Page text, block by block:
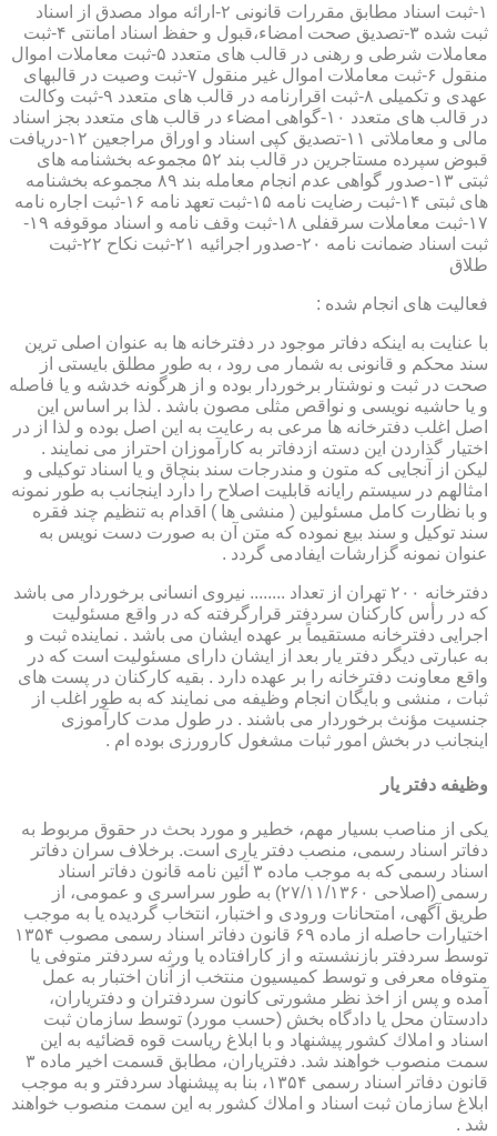
۱-ثبت اسناد مطابق مقررات قانونی ۲-ارائه مواد مصدق از اسناد
ثبت شده ۳-تصدیق صحت امضاء،قبول و حفظ اسناد امانتی ۴-ثبت
معاملات شرطی و رهنی در قالب های متعدد ۵-ثبت معاملات اموال
منقول ۶-ثبت معاملات اموال غیر منقول ۷-ثبت وصیت در قالبهای
عهدی و تکمیلی ۸-ثبت اقرارنامه در قالب های متعدد ۹-ثبت وکالت
در قالب های متعدد ۱۰-گواهی امضاء در قالب های متعدد بجز اسناد
مالی و معاملاتی ۱۱-تصدیق کپی اسناد و اوراق مراجعین ۱۲-دریافت
قبوض سپرده مستاجرین در قالب بند ۵۲ مجموعه بخشنامه های
ثبتی ۱۳-صدور گواهی عدم انجام معامله بند ۸۹ مجموعه بخشنامه
های ثبتی ۱۴-ثبت رضایت نامه ۱۵-ثبت تعهد نامه ۱۶-ثبت اجاره نامه
۱۷-ثبت معاملات سرقفلی ۱۸-ثبت وقف نامه و اسناد موقوفه ۱۹-
ثبت اسناد ضمانت نامه ۲۰-صدور اجرائیه ۲۱-ثبت نکاح ۲۲-ثبت
طلاق
فعالیت های انجام شده :
با عنایت به اینکه دفاتر موجود در دفترخانه ها به عنوان اصلی ترین
سند محکم و قانونی به شمار می رود ، به طور مطلق بایستی از
صحت در ثبت و نوشتار برخوردار بوده و از هرگونه خدشه و یا فاصله
و یا حاشیه نویسی و نواقص مثلی مصون باشد . لذا بر اساس این
اصل اغلب دفترخانه ها مرعی به رعایت به این اصل بوده و لذا از در
اختیار گذاردن این دسته ازدفاتر به کارآموزان احتراز می نمایند .
لیکن از آنجایی که متون و مندرجات سند بنچاق و یا اسناد توکیلی و
امثالهم در سیستم رایانه قابلیت اصلاح را دارد اینجانب به طور نمونه
و با نظارت کامل مسئولین ( منشی ها ) اقدام به تنظیم چند فقره
سند توکیل و سند بیع نموده که متن آن به صورت دست نویس به
عنوان نمونه گزارشات ایفادمی گردد .
دفترخانه ۲۰۰ تهران از تعداد ........ نیروی انسانی برخوردار می باشد
که در رأس کارکنان سردفتر قرارگرفته که در واقع مسئولیت
اجرایی دفترخانه مستقیماً بر عهده ایشان می باشد . نماینده ثبت و
به عبارتی دیگر دفتر یار بعد از ایشان دارای مسئولیت است که در
واقع معاونت دفترخانه را بر عهده دارد . بقیه کارکنان در پست های
ثبات ، منشی و بایگان انجام وظیفه می نمایند که به طور اغلب از
جنسیت مؤنث برخوردار می باشند . در طول مدت کارآموزی
اینجانب در بخش امور ثبات مشغول کارورزی بوده ام .
وظیفه دفتر یار
یكی از مناصب بسیار مهم، خطیر و مورد بحث در حقوق مربوط به
دفاتر اسناد رسمی، منصب دفتر یاری است. برخلاف سران دفاتر
اسناد رسمی كه به موجب ماده ۳ آئین نامه قانون دفاتر اسناد
رسمی (اصلاحی ۲۷/۱۱/۱۳۶۰) به طور سراسری و عمومی، از
طریق آگهی، امتحانات ورودی و اختبار، انتخاب گردیده یا به موجب
اختیارات حاصله از ماده ۶۹ قانون دفاتر اسناد رسمی مصوب ۱۳۵۴
توسط سردفتر بازنشسته و از كارافتاده یا ورثه سردفتر متوفی یا
متوفاه معرفی و توسط كمیسیون منتخب از آنان اختبار به عمل
آمده و پس از اخذ نظر مشورتی كانون سردفتران و دفتریاران،
دادستان محل یا دادگاه بخش (حسب مورد) توسط سازمان ثبت
اسناد و املاك كشور پیشنهاد و با ابلاغ ریاست قوه قضائیه به این
سمت منصوب خواهند شد. دفتریاران، مطابق قسمت اخیر ماده ۳
قانون دفاتر اسناد رسمی ۱۳۵۴، بنا به پیشنهاد سردفتر و به موجب
ابلاغ سازمان ثبت اسناد و املاك كشور به این سمت منصوب خواهند
شد .